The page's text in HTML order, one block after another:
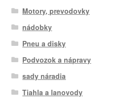
Motory, prevodovky
nádobky
Pneu a disky
Podvozok a nápravy
sady náradia
Tiahla a lanovody